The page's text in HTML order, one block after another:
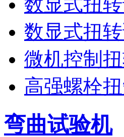
数显式扭
微机控制
高强螺栓
弯曲试验机